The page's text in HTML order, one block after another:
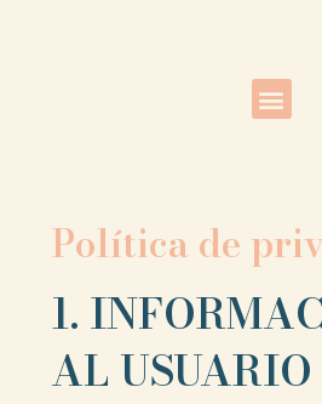
Política de
1.
AL USUARIO